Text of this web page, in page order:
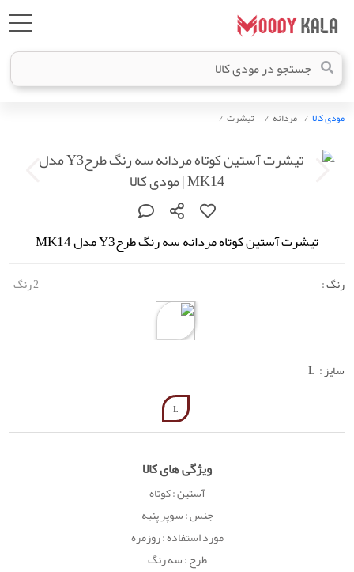
مودی کالا مردانه تیشرت
تیشرت آستین کوتاه مردانه سه رنگ طرحY3 مدل MK14
رنگ : 2 رنگ
سایز : L
L
ویژگی های کالا
آستین : کوتاه
جنس : سوپر پنبه
مورد استفاده : روزمره
طرح : سه رنگ